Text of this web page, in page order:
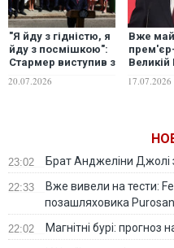
"Я йду з гідністю, я
йду з посмішкою":
Стармер виступив з
промовою на
20.07.2026
Вже
Великій
17.07.2026
23:02 Брат Анджеліни Джолі
22:33
Вже вивели на тести:
позашляховика
22:02 Магнітні бурі: прогноз